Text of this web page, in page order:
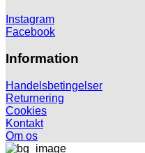
Instagram
Facebook
Information
Handelsbetingelser
Returnering
Cookies
Kontakt
Om os